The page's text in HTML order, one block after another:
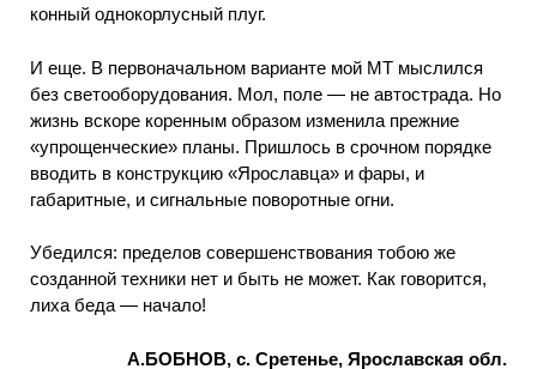
конный однокорлусный плуг.
И еще. В первоначальном варианте мой МТ мыслился
без светооборудования. Мол, поле — не автострада. Но
жизнь вскоре коренным образом изменила прежние
«упрощенческие» планы. Пришлось в срочном порядке
вводить в конструкцию «Ярославца» и фары, и
габаритные, и сигнальные поворотные огни.
Убедился: пределов совершенствования тобою же
созданной техники нет и быть не может. Как говорится,
лиха беда — начало!
А.БОБНОВ, с. Сретенье, Ярославская обл.